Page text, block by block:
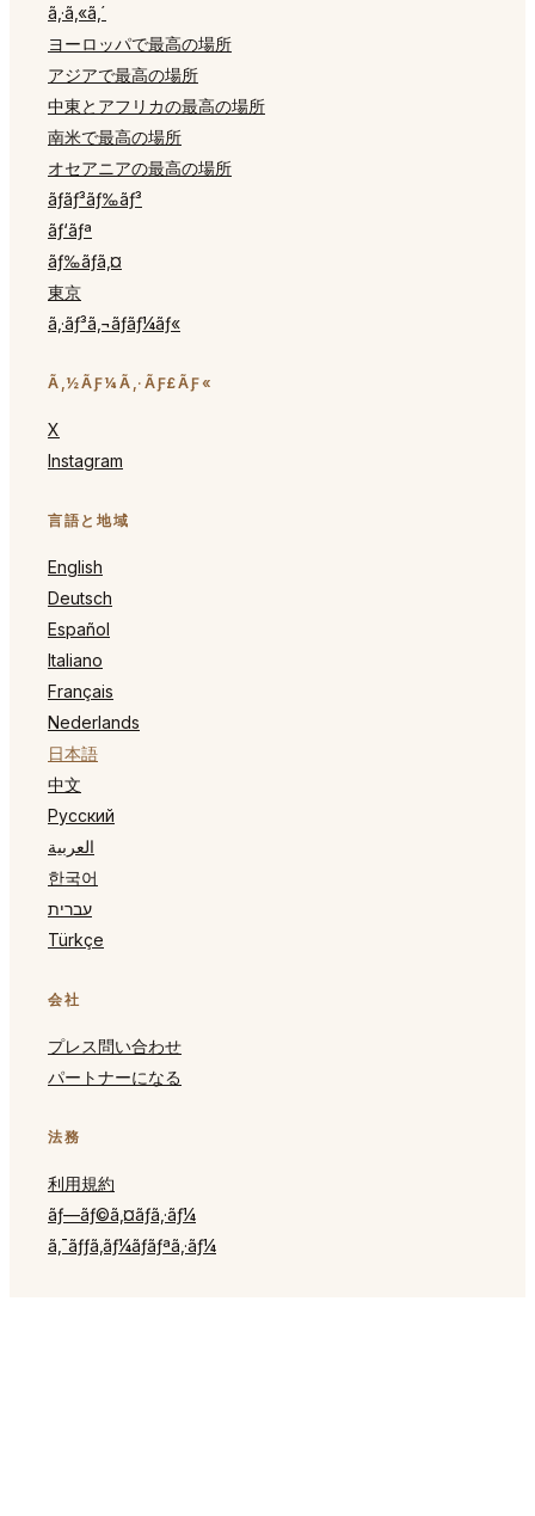
ã‚·ã‚«ã‚´
ヨーロッパで最高の場所
アジアで最高の場所
中東とアフリカの最高の場所
南米で最高の場所
オセアニアの最高の場所
ãƒ­ãƒ³ãƒ‰ãƒ³
ãƒ‘ãƒª
ãƒ‰ãƒã‚¤
東京
ã‚·ãƒ³ã‚¬ãƒãƒ¼ãƒ«
Ã‚½ÃƑ¼Ã‚·ÃƑ£ÃƑ«
X
Instagram
言語と地域
English
Deutsch
Español
Italiano
Français
Nederlands
日本語
中文
Русский
العربية
한국어
עברית
Türkçe
会社
プレス問い合わせ
パートナーになる
法務
利用規約
ãƒ—ãƒ©ã‚¤ãƒã‚·ãƒ¼
ã‚¯ãƒƒã‚­ãƒ¼ãƒãƒªã‚·ãƒ¼
Englishを使用しますか?
AppointmentTrader をその言語に切り替えますか?
現在の言語を維持する